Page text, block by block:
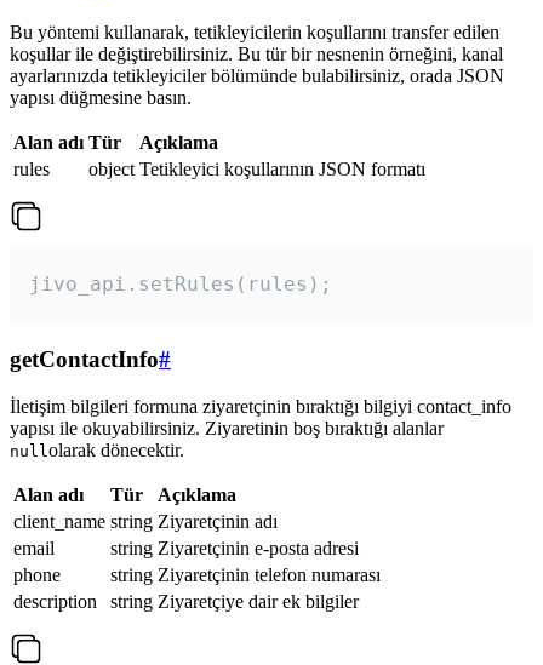
Bu yöntemi kullanarak, tetikleyicilerin koşullarını transfer edilen
koşullar ile değiştirebilirsiniz. Bu tür bir nesnenin örneğini, kanal
ayarlarınızda tetikleyiciler bölümünde bulabilirsiniz, orada JSON
yapısı düğmesine basın.
Alan adı Tür
Açıklama
rules
object Tetikleyici koşullarının JSON formatı
jivo_api.setRules(rules);
getContactInfo#
İletişim bilgileri formuna ziyaretçinin bıraktığı bilgiyi contact_info
yapısı ile okuyabilirsiniz. Ziyaretinin boş bıraktığı alanlar
null olarak dönecektir.
Alan adı Tür
Açıklama
client_name string Ziyaretçinin adı
email
string Ziyaretçinin e-posta adresi
phone
string Ziyaretçinin telefon numarası
description
string Ziyaretçiye dair ek bilgiler